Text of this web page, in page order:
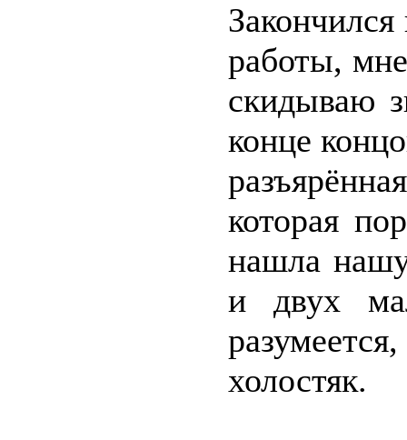
работы,
скидываю
конце
которая
нашла
и двух
холостяк.